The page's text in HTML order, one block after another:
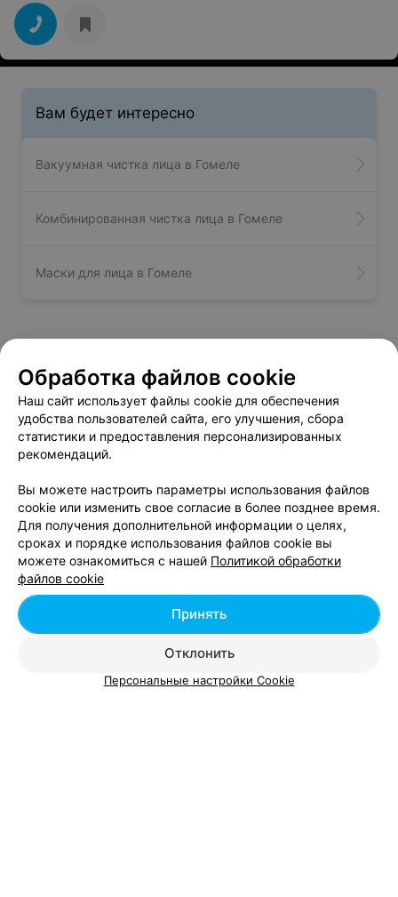
Вам будет интересно
Вакуумная чистка лица в Гомеле
Комбинированная чистка лица в Гомеле
Маски для лица в Гомеле
цена в Гомеле
Атравматическая чистка от 38 руб.
Добавить компанию
Добавить специалиста
Обработка файлов cookie
Наш сайт использует файлы cookie для обеспечения
удобства пользователей сайта, его улучшения, сбора
статистики и предоставления персонализированных
рекомендаций.
Вы можете настроить параметры использования файлов
cookie или изменить свое согласие в более позднее время.
Для получения дополнительной информации о целях,
сроках и порядке использования файлов cookie вы
можете ознакомиться с нашей Политикой обработки
файлов cookie
Отклонить
Принять
Персональные настройки Cookie